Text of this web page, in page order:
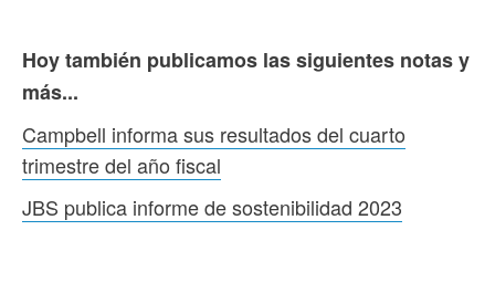
Hoy también publicamos las siguientes notas y
más...
Campbell informa sus resultados del cuarto
trimestre del año fiscal
JBS publica informe de sostenibilidad 2023